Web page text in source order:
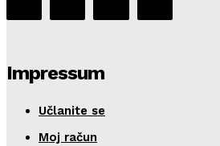
Impressum
Učlanite se
Moj račun